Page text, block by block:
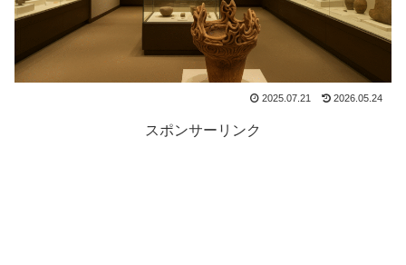
2025.07.21 2026.05.24
スポンサーリンク